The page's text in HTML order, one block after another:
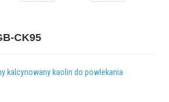
CK95
kalcynowany kaolin do powlekania